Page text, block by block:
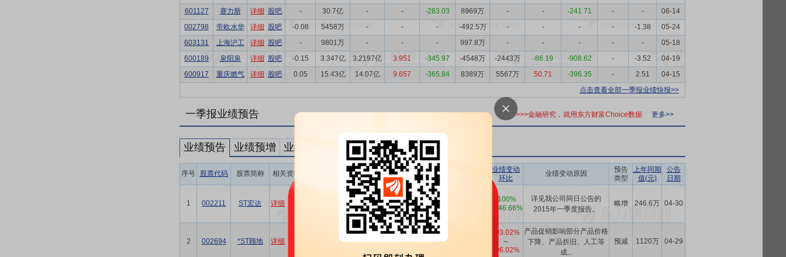
601127
赛力斯 详细 股吧 - 30.7亿 - - -283.03 8969万 - - -241.71 - -
06-14
002798
帝欧水华 详细 股吧 -0.08 5458万 - - - -492.5万 - - - - -1.38
05-24
603131
上海沪工 详细 股吧 - 9801万 - - - 997.8万 - - - - -
05-18
600189
泉阳泉 详细 股吧 -0.15 3.347亿 3.2197亿 3.951 -345.97 -4548万 -2443万 -86.19 -908.62 - -3.52
04-19
600917
重庆燃气 详细 股吧 0.05 15.43亿 14.07亿 9.657 -365.84 8389万 5567万 50.71 -396.35 - 2.51
04-15
点击查看全部一季报业绩快报>>
一季报业绩预告 >>>金融研究，就用东方财富Choice数据 更多>>
业绩预告 业绩预增 业绩预减
序号 股票代码 股票简称 相关资料 业绩变动
预测数值
(元)
业绩变动
环比
业绩变动原因
预告
类型
上年同期
值(元)
公告
日期
1 002211 ST宏达 详细
预计2015年1-3月归属于上
市公司股东的净利润盈
利:0...
0～300
万
-100%
-46.66%
详见我公司同日公告的
2015年一季度报告。
略增 246.6万 04-30
2 002694 *ST顾地 详细
预计2015年1-3月归属于上
市公司股东的净利润盈利
区...
112万～
103.02%
～
106.02%
产品促销影响部分产品价格
下降、产品折旧、人工等
成...
预减 1120万 04-29